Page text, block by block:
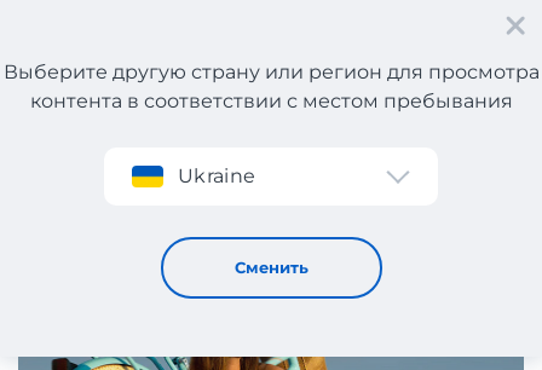
Регистрация
Выберите другую страну или регион для просмотра
контента в соответствии с местом пребывания
Ukraine
Сменить
Пляжная мода: купальники, парео, пляжные туники,